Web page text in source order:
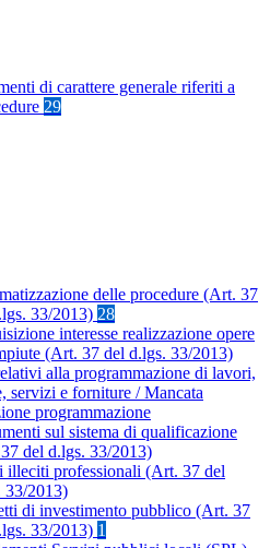
di carattere generale riferiti a
29
delle procedure (Art. 37
33/2013) 28
interesse realizzazione opere
(Art. 37 del d.lgs. 33/2013)
alla programmazione di lavori,
servizi e forniture / Mancata
programmazione
sul sistema di qualificazione
del d.lgs. 33/2013)
illeciti professionali (Art. 37 del
33/2013)
di investimento pubblico (Art. 37
33/2013) 1